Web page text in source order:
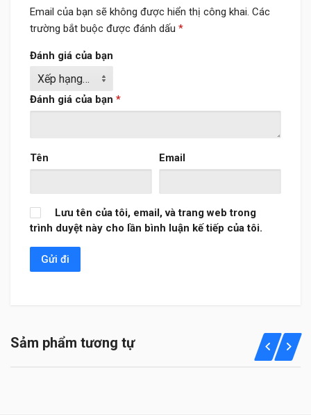
Email của bạn sẽ không được hiển thị công khai. Các
trường bắt buộc được đánh dấu *
Đánh giá của bạn
Đánh giá của bạn *
Tên Email
Lưu tên của tôi, email, và trang web trong
trình duyệt này cho lần bình luận kế tiếp của tôi.
Sảm phẩm tương tự